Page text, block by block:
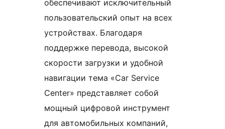
обеспечивают исключительный
пользовательский опыт на всех
устройствах. Благодаря
поддержке перевода, высокой
скорости загрузки и удобной
навигации тема «Car Service
Center» представляет собой
мощный цифровой инструмент
для автомобильных компаний,